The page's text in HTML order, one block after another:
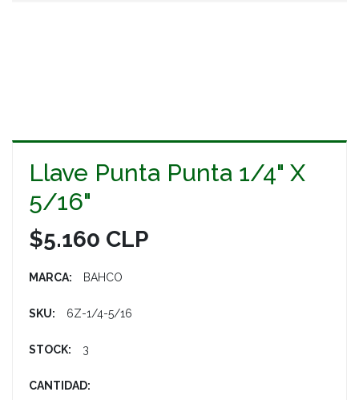
Llave Punta Punta 1/4" X
5/16"
$5.160 CLP
MARCA: BAHCO
SKU: 6Z-1/4-5/16
STOCK: 3
CANTIDAD: